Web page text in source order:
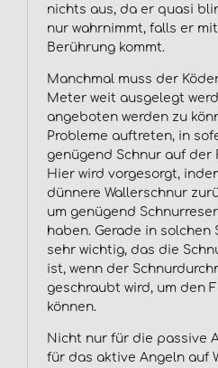
nichts aus, da er quasi
nur wahrnimmt, falls er
Berührung kommt.
Manchmal muss der
Meter weit ausgelegt
angeboten werden zu
Probleme auftreten, in
genügend Schnur auf der
Hier wird vorgesorgt,
dünnere Wallerschnur
um genügend
haben. Gerade in solchen
sehr wichtig, das die
ist, wenn der
geschraubt wird, um den
können.
Nicht nur für die passive
für das aktive Angeln auf